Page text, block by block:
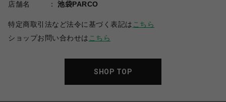
店舗名
池袋PARCO
特定商取引法など法令に基づく表記は こちら
ショップお問い合わせは こちら
SHOP TOP